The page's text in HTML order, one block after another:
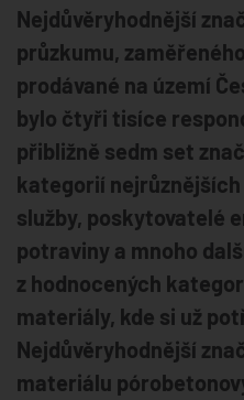
Nejdůvěryhodnější
průzkumu,
prodávané na území
bylo čtyři tisíce
přibližně sedm set
kategorií
služby, poskytovatelé
potraviny a mnoho
z hodnocených
materiály, kde si už
Nejdůvěryhodnější
materiálu